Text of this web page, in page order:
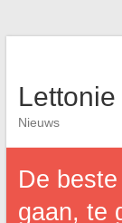
Nieuws
De
gaan, te